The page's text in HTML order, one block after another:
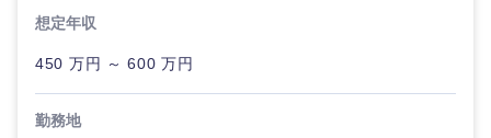
想定年収
450 万円 ～ 600 万円
勤務地